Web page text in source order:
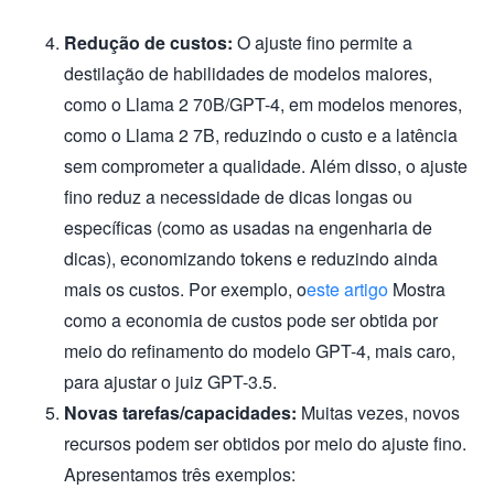
Redução de custos: O ajuste fino permite a
destilação de habilidades de modelos maiores,
como o Llama 2 70B/GPT-4, em modelos menores,
como o Llama 2 7B, reduzindo o custo e a latência
sem comprometer a qualidade. Além disso, o ajuste
fino reduz a necessidade de dicas longas ou
específicas (como as usadas na engenharia de
dicas), economizando tokens e reduzindo ainda
mais os custos. Por exemplo, oeste artigo Mostra
como a economia de custos pode ser obtida por
meio do refinamento do modelo GPT-4, mais caro,
para ajustar o juiz GPT-3.5.
Novas tarefas/capacidades: Muitas vezes, novos
recursos podem ser obtidos por meio do ajuste fino.
Apresentamos três exemplos: